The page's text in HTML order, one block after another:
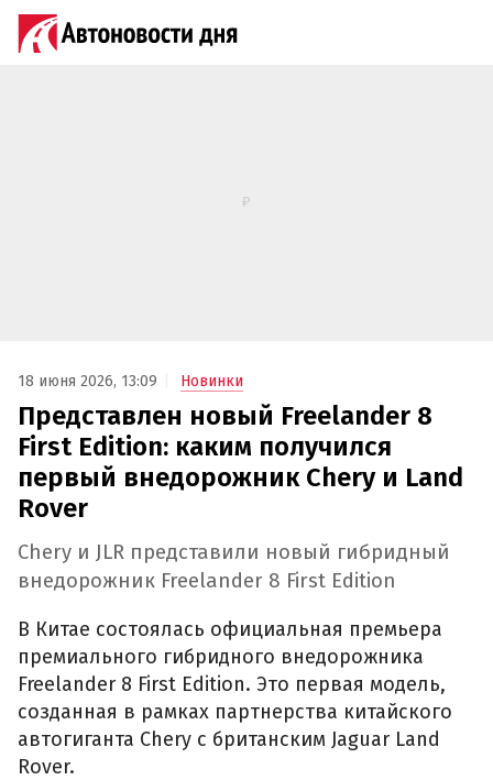
18 июня 2026, 13:09 Новинки
Представлен новый Freelander 8
First Edition: каким получился
первый внедорожник Chery и Land
Rover
Chery и JLR представили новый гибридный
внедорожник Freelander 8 First Edition
В Китае состоялась официальная премьера
премиального гибридного внедорожника
Freelander 8 First Edition. Это первая модель,
созданная в рамках партнерства китайского
автогиганта Chery с британским Jaguar Land
Rover.